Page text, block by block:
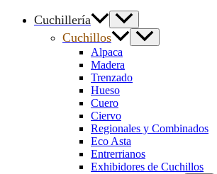
Cuchillería
Cuchillos
Alpaca
Madera
Trenzado
Hueso
Cuero
Ciervo
Regionales y Combinados
Eco Asta
Entrerrianos
Exhibidores de Cuchillos